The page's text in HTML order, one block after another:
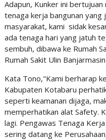
Adapun, Kunker ini
tenaga kerja bangunan yang
masyarakat, kami sidak
ada tenaga hari yang jatuh
sembuh, dibawa ke Rumah
Rumah Sakit Ulin
Kata Tono,"Kami berharap
Kabupaten Kotabaru
seperti keamanan dijaga,
memperhatikan alat Safety.
lagi. Pengawas Tenaga
sering datang ke